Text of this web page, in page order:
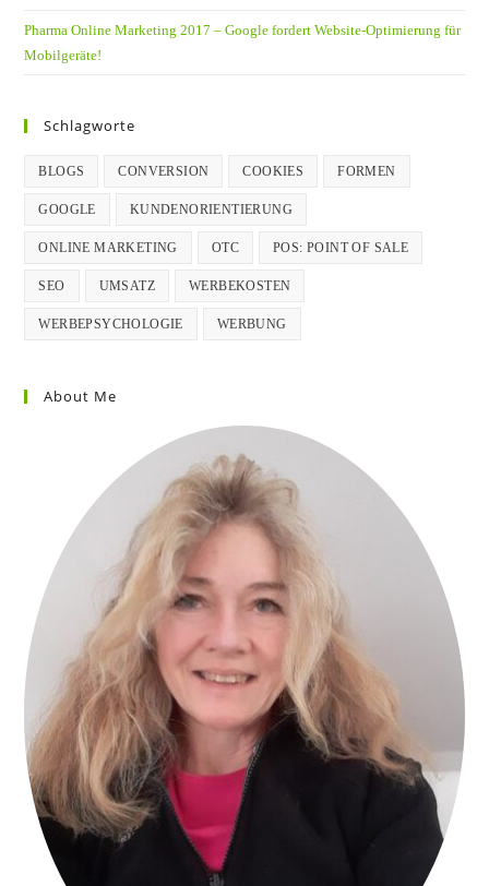
Pharma Online Marketing 2017 – Google fordert Website-Optimierung für
Mobilgeräte!
Schlagworte
BLOGS CONVERSION COOKIES FORMEN
GOOGLE KUNDENORIENTIERUNG
ONLINE MARKETING OTC POS: POINT OF SALE
SEO UMSATZ WERBEKOSTEN
WERBEPSYCHOLOGIE WERBUNG
About Me